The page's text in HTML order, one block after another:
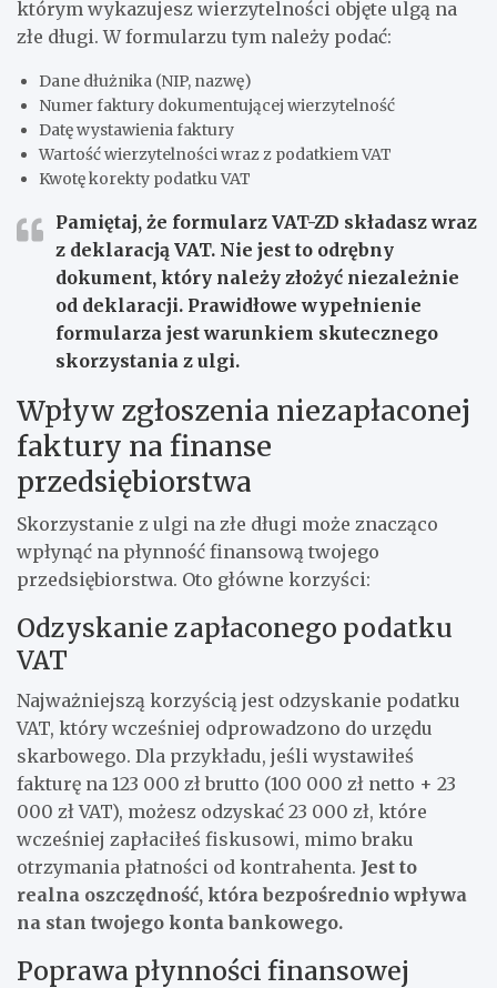
którym wykazujesz wierzytelności objęte ulgą na
złe długi. W formularzu tym należy podać:
Dane dłużnika (NIP, nazwę)
Numer faktury dokumentującej wierzytelność
Datę wystawienia faktury
Wartość wierzytelności wraz z podatkiem VAT
Kwotę korekty podatku VAT
Pamiętaj, że formularz VAT-ZD składasz wraz
z deklaracją VAT. Nie jest to odrębny
dokument, który należy złożyć niezależnie
od deklaracji. Prawidłowe wypełnienie
formularza jest warunkiem skutecznego
skorzystania z ulgi.
Wpływ zgłoszenia niezapłaconej
faktury na finanse
przedsiębiorstwa
Skorzystanie z ulgi na złe długi może znacząco
wpłynąć na płynność finansową twojego
przedsiębiorstwa. Oto główne korzyści:
Odzyskanie zapłaconego podatku
VAT
Najważniejszą korzyścią jest odzyskanie podatku
VAT, który wcześniej odprowadzono do urzędu
skarbowego. Dla przykładu, jeśli wystawiłeś
fakturę na 123 000 zł brutto (100 000 zł netto + 23
000 zł VAT), możesz odzyskać 23 000 zł, które
wcześniej zapłaciłeś fiskusowi, mimo braku
otrzymania płatności od kontrahenta. Jest to
realna oszczędność, która bezpośrednio wpływa
na stan twojego konta bankowego.
Poprawa płynności finansowej